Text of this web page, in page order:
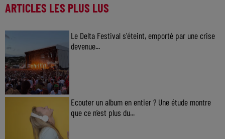
ARTICLES LES PLUS LUS
Le Delta Festival s'éteint, emporté par une crise
devenue...
Ecouter un album en entier ? Une étude montre
que ce n’est plus du...